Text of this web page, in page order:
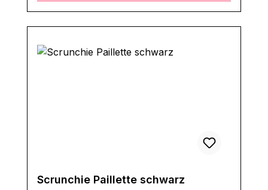
Scrunchie Paillette schwarz